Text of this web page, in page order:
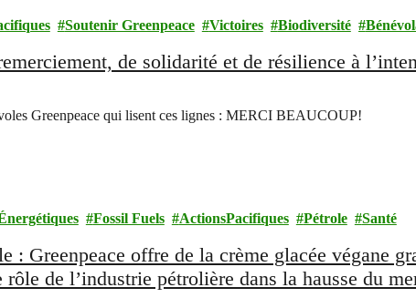
Soutenir Greenpeace Victoires Biodiversité
de solidarité et de résilience à
Greenpeace qui lisent ces lignes : MERCI BEAUCOUP!
Fossil Fuels ActionsPacifiques Pétrole Santé
: Greenpeace offre de la crème glacée végane
rôle de l’industrie pétrolière dans la hausse du